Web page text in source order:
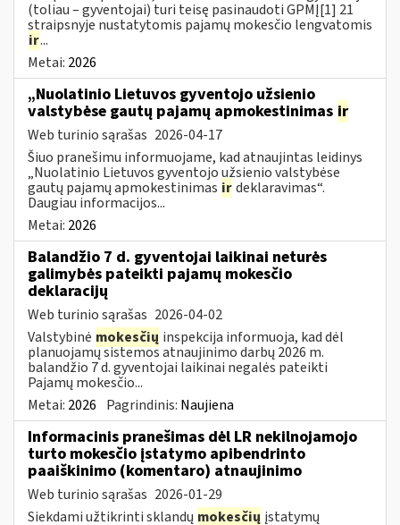
(toliau – gyventojai) turi teisę pasinaudoti GPMĮ[1] 21
straipsnyje nustatytomis pajamų mokesčio lengvatomis
ir...
Metai: 2026
„Nuolatinio Lietuvos gyventojo užsienio
valstybėse gautų pajamų apmokestinimas ir
Web turinio sąrašas 2026-04-17
Šiuo pranešimu informuojame, kad atnaujintas leidinys
„Nuolatinio Lietuvos gyventojo užsienio valstybėse
gautų pajamų apmokestinimas irdeklaravimas“.
Daugiau informacijos...
Metai: 2026
Balandžio 7 d. gyventojai laikinai neturės
galimybės pateikti pajamų mokesčio
deklaracijų
Web turinio sąrašas 2026-04-02
Valstybinė mokesčių inspekcija informuoja, kad dėl
planuojamų sistemos atnaujinimo darbų 2026 m.
balandžio 7 d. gyventojai laikinai negalės pateikti
Pajamų mokesčio...
Metai: 2026 Pagrindinis: Naujiena
Informacinis pranešimas dėl LR nekilnojamojo
turto mokesčio įstatymo apibendrinto
paaiškinimo (komentaro) atnaujinimo
Web turinio sąrašas 2026-01-29
Siekdami užtikrinti sklandų mokesčių įstatymų